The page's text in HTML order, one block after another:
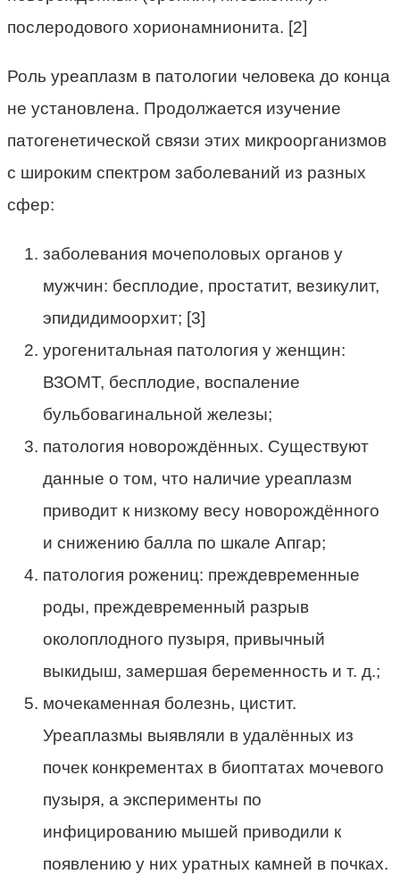
послеродового хорионамнионита. [2]
Роль уреаплазм в патологии человека до конца
не установлена. Продолжается изучение
патогенетической связи этих микроорганизмов
с широким спектром заболеваний из разных
сфер:
заболевания мочеполовых органов у
мужчин: бесплодие, простатит, везикулит,
эпидидимоорхит; [3]
урогенитальная патология у женщин:
ВЗОМТ, бесплодие, воспаление
бульбовагинальной железы;
патология новорождённых. Существуют
данные о том, что наличие уреаплазм
приводит к низкому весу новорождённого
и снижению балла по шкале Апгар;
патология рожениц: преждевременные
роды, преждевременный разрыв
околоплодного пузыря, привычный
выкидыш, замершая беременность и т. д.;
мочекаменная болезнь, цистит.
Уреаплазмы выявляли в удалённых из
почек конкрементах в биоптатах мочевого
пузыря, а эксперименты по
инфицированию мышей приводили к
появлению у них уратных камней в почках.